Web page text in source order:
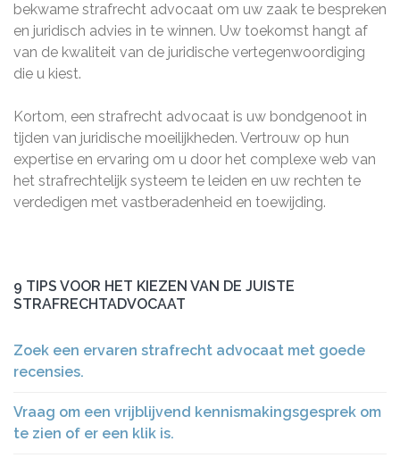
bekwame strafrecht advocaat om uw zaak te bespreken
en juridisch advies in te winnen. Uw toekomst hangt af
van de kwaliteit van de juridische vertegenwoordiging
die u kiest.
Kortom, een strafrecht advocaat is uw bondgenoot in
tijden van juridische moeilijkheden. Vertrouw op hun
expertise en ervaring om u door het complexe web van
het strafrechtelijk systeem te leiden en uw rechten te
verdedigen met vastberadenheid en toewijding.
9 TIPS VOOR HET KIEZEN VAN DE JUISTE
STRAFRECHTADVOCAAT
Zoek een ervaren strafrecht advocaat met goede
recensies.
Vraag om een vrijblijvend kennismakingsgesprek om
te zien of er een klik is.